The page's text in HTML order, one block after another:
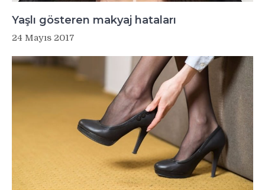
Yaşlı gösteren makyaj hataları
24 Mayıs 2017